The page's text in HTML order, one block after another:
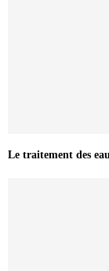
Le traitement des